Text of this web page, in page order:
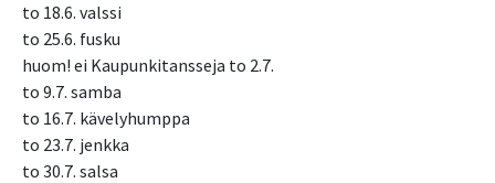
to 18.6. valssi
to 25.6. fusku
huom! ei Kaupunkitansseja to 2.7.
to 9.7. samba
to 16.7. kävelyhumppa
to 23.7. jenkka
to 30.7. salsa